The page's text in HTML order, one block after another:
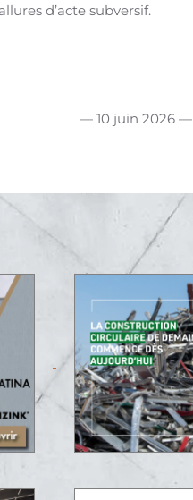
d’acte subversif.
— 10 juin 2026 —